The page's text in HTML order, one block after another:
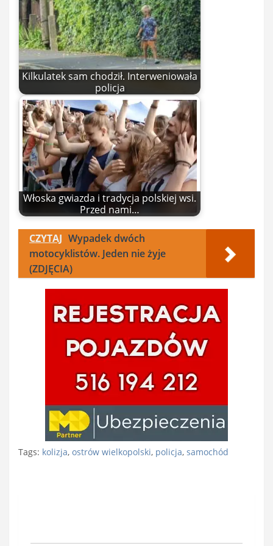
Kilkulatek sam chodził. Interweniowała
policja
Włoska gwiazda i tradycja polskiej wsi.
Przed nami…
CZYTAJ Wypadek dwóch
motocyklistów. Jeden nie żyje
(ZDJĘCIA)
Tags: kolizja, ostrów wielkopolski, policja, samochód